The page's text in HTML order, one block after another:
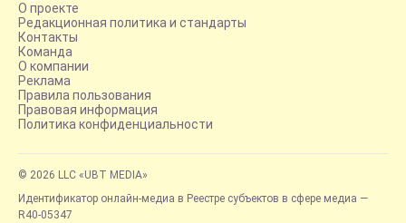
О проекте
Редакционная политика и стандарты
Контакты
Команда
О компании
Реклама
Правила пользования
Правовая информация
Политика конфиденциальности
© 2026 LLC «UBT MEDIA»
Идентификатор онлайн-медиа в Реестре субъектов в сфере медиа —
R40-05347